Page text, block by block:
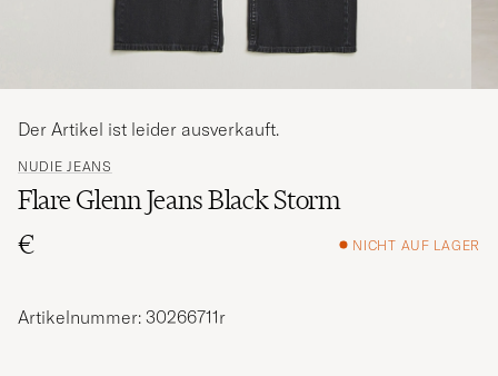
NUDIE JEANS
Flare Glenn Jeans Black Storm
€
NICHT AUF LAGER
Der Artikel ist leider ausverkauft.
Artikelnummer: 30266711r